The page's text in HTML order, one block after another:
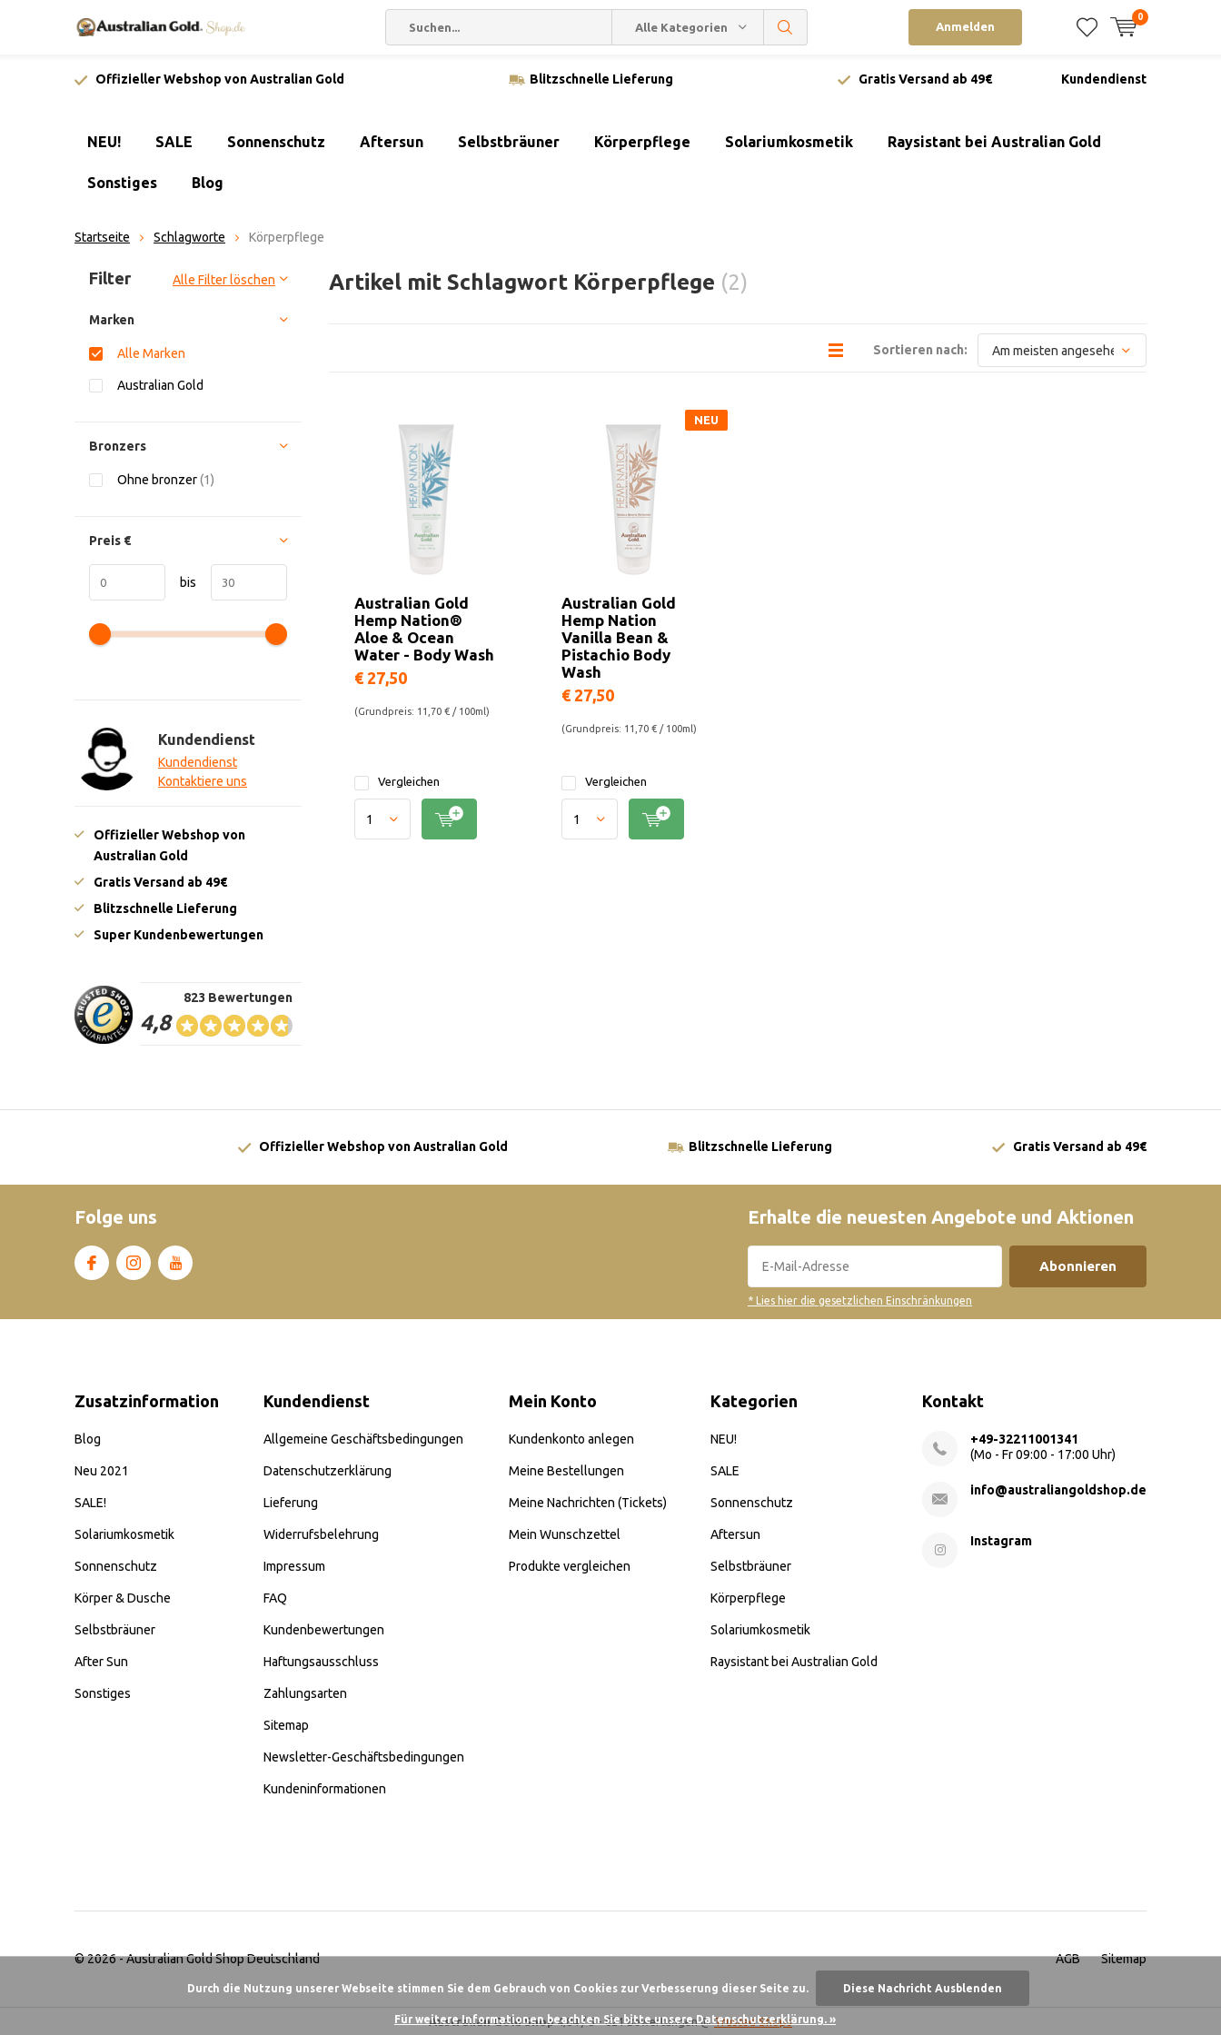
Alle Kategorien Anmelden
0
Offizieller Webshop von Australian Gold Blitzschnelle Lieferung Gratis Versand ab 49€ Kundendienst
NEU! SALE Sonnenschutz Aftersun Selbstbräuner Körperpflege Solariumkosmetik Raysistant bei Australian Gold
Sonstiges Blog
Startseite Schlagworte Körperpflege
Artikel mit Schlagwort Körperpflege (2)
Sortieren nach:
Australian Gold
Hemp Nation®
Aloe & Ocean
Water - Body Wash
€ 27,50
(Grundpreis: 11,70 € / 100ml)
Vergleichen
Australian Gold
Hemp Nation
Vanilla Bean &
Pistachio Body
Wash
NEU
€ 27,50
(Grundpreis: 11,70 € / 100ml)
Vergleichen
Sortieren nach:
Filter Alle Filter löschen
Marken
Alle Marken
Australian Gold
Bronzers
Ohne bronzer(1)
Preis €
bis
Kundendienst
Kundendienst
Kontaktiere uns
Offizieller Webshop von
Australian Gold
Gratis Versand ab 49€
Blitzschnelle Lieferung
Super Kundenbewertungen
4,8
823 Bewertungen
Offizieller Webshop von Australian Gold Blitzschnelle Lieferung Gratis Versand ab 49€
Folge uns Erhalte die neuesten Angebote und Aktionen
Abonnieren
* Lies hier die gesetzlichen Einschränkungen
Zusatzinformation
Blog
Neu 2021
SALE!
Solariumkosmetik
Sonnenschutz
Körper & Dusche
Selbstbräuner
After Sun
Sonstiges
Kundendienst
Allgemeine Geschäftsbedingungen
Datenschutzerklärung
Lieferung
Widerrufsbelehrung
Impressum
FAQ
Kundenbewertungen
Haftungsausschluss
Zahlungsarten
Sitemap
Newsletter-Geschäftsbedingungen
Kundeninformationen
Mein Konto
Kundenkonto anlegen
Meine Bestellungen
Meine Nachrichten (Tickets)
Mein Wunschzettel
Produkte vergleichen
Kategorien
NEU!
SALE
Sonnenschutz
Aftersun
Selbstbräuner
Körperpflege
Solariumkosmetik
Raysistant bei Australian Gold
Kontakt
+49-32211001341
(Mo - Fr 09:00 - 17:00 Uhr)
info@australiangoldshop.de
Instagram
© 2026 -Australian Gold Shop Deutschland AGB Sitemap
Australian Gold Shop 4,84/5-621Bewertungen @Trusted Shops
Durch die Nutzung unserer Webseite stimmen Sie dem Gebrauch von Cookies zur Verbesserung dieser Seite zu. Diese Nachricht Ausblenden
Für weitere Informationen beachten Sie bitte unsere Datenschutzerklärung. »